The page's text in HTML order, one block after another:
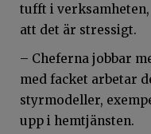
tufft i
att det är stressigt.
– Cheferna jobbar
med facket arbetar
styrmodeller,
upp i hemtjänsten.